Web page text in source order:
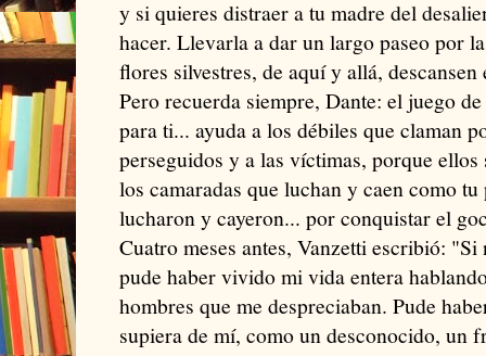
y si quieres distraer a tu madre del
hacer. Llevarla a dar un largo paseo por
flores silvestres, de aquí y allá,
Pero recuerda siempre, Dante: el juego
para ti... ayuda a los débiles que claman
perseguidos y a las víctimas, porque
los camaradas que luchan y caen como
lucharon y cayeron... por conquistar el
Cuatro meses antes, Vanzetti escribió:
pude haber vivido mi vida entera
hombres que me despreciaban. Pude
supiera de mí, como un desconocido, un